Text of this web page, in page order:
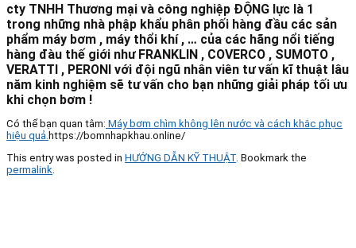
cty TNHH Thương mại và công nghiệp ĐỘNG lực là 1
trong những nhà phập khẩu phân phối hàng đầu các sản
phẩm máy bơm , máy thổi khí , … của các hãng nổi tiếng
hàng đàu thế giới như FRANKLIN , COVERCO , SUMOTO ,
VERATTI , PERONI với đội ngũ nhân viên tư vấn kĩ thuật lâu
năm kinh nghiệm sẽ tư vấn cho bạn những giải pháp tối ưu
khi chọn bơm !
Có thể bạn quan tâm: Máy bơm chìm không lên nước và cách khắc phục
hiệu quả. https://bomnhapkhau.online/
This entry was posted in HƯỚNG DẪN KỸ THUẬT. Bookmark the
permalink.